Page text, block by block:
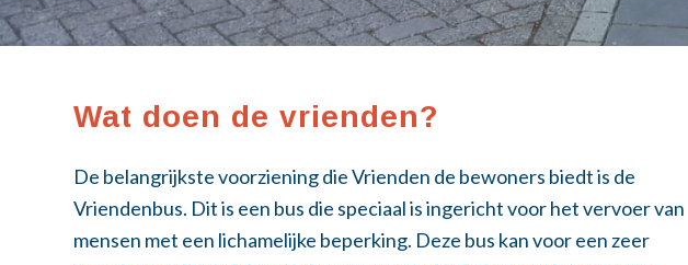
Wat doen de vrienden?
De belangrijkste voorziening die Vrienden de bewoners biedt is de
Vriendenbus. Dit is een bus die speciaal is ingericht voor het vervoer van
mensen met een lichamelijke beperking. Deze bus kan voor een zeer